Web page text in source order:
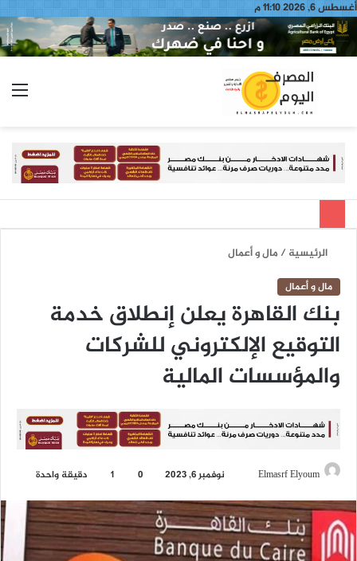
أغسطس 6, 2026 11:10 م
بحث
الرئيسية/مال و أعمال
مال و أعمال
بنك القاهرة يعلن إنطلاق خدمة
التوقيع الإلكتروني للشركات
والمؤسسات المالية
Elmasrf Elyoum
س
ل
ب
نوفمبر 6, 2023 0
1 دقيقة واحدة